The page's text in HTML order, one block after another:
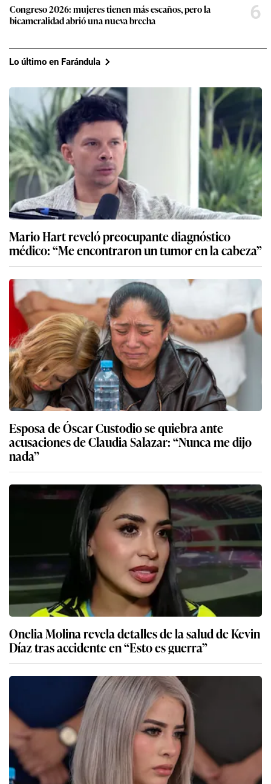
Congreso 2026: mujeres tienen más escaños, pero la
bicameralidad abrió una nueva brecha
6
Lo último en Farándula
Mario Hart reveló preocupante diagnóstico
médico: “Me encontraron un tumor en la cabeza”
Esposa de Óscar Custodio se quiebra ante
acusaciones de Claudia Salazar: “Nunca me dijo
nada”
Onelia Molina revela detalles de la salud de Kevin
Díaz tras accidente en “Esto es guerra”